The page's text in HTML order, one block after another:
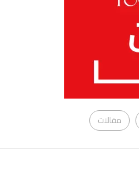
مقالات